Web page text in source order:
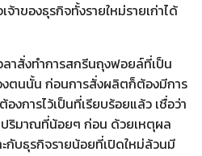
จ้าของธุรกิจทั้งรายใหม่รายเก่าได้
ลาสั่งทำการสกรีนถุงฟอยล์ที่เป็น
ตนนั้น ก่อนการสั่งผลิตก็ต้องมีการ
การไว้เป็นที่เรียบร้อยแล้ว เชื่อว่า
ริมาณที่น้อยๆ ก่อน ด้วยเหตุผล
กับธุรกิจรายน้อยที่เปิดใหม่ล้วนมี